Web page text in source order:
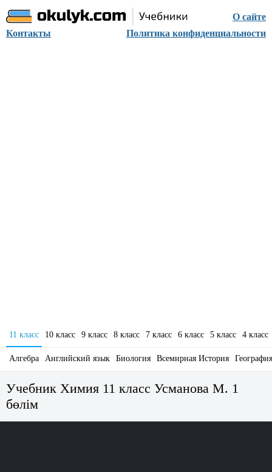
О сайте
Контакты
Политика конфиденциальности
11 класс 10 класс 9 класс 8 класс 7 класс 6 класс 5 класс 4 класс
Алгебра Английский язык Биология Всемирная История География
Учебник Химия 11 класс Усманова М. 1
бөлім